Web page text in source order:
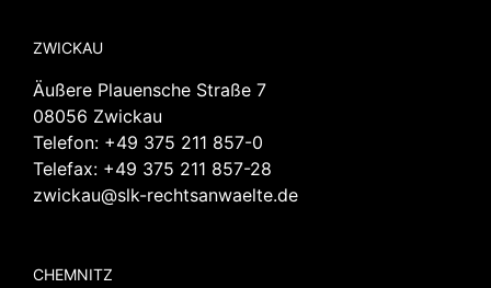
ZWICKAU
Äußere Plauensche Straße 7
08056 Zwickau
Telefon: +49 375 211 857-0
Telefax: +49 375 211 857-28
zwickau@slk-rechtsanwaelte.de
CHEMNITZ